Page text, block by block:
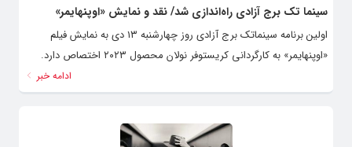
سینما تک برج آزادی راه‌اندازی شد/ نقد و نمایش «اوپنهایمر»
اولین برنامه سینماتک برج آزادی روز چهارشنبه ۱۳ دی به نمایش فیلم
«اوپنهایمر» به کارگردانی کریستوفر ‌نولان محصول ۲۰۲۳ اختصاص دارد.
ادامه خبر